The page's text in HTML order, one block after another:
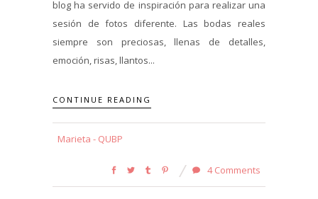
blog ha servido de inspiración para realizar una
sesión de fotos diferente. Las bodas reales
siempre son preciosas, llenas de detalles,
emoción, risas, llantos...
CONTINUE READING
Marieta - QUBP
4 Comments